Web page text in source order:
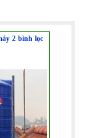
2 bình lọc